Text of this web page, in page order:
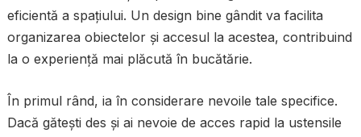
eficientă a spațiului. Un design bine gândit va facilita
organizarea obiectelor și accesul la acestea, contribuind
la o experiență mai plăcută în bucătărie.
În primul rând, ia în considerare nevoile tale specifice.
Dacă gătești des și ai nevoie de acces rapid la ustensile